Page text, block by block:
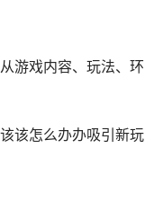
游戏内容、玩法、环
该怎么办办吸引新玩